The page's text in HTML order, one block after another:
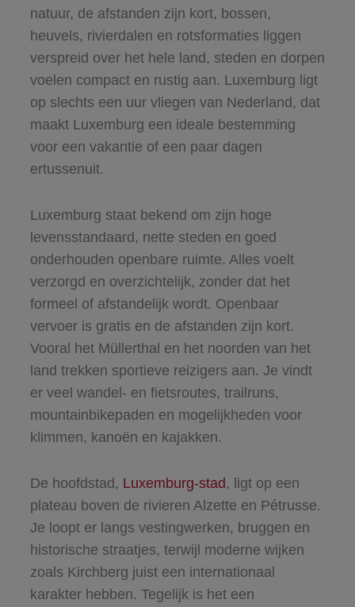
natuur, de afstanden zijn kort, bossen,
heuvels, rivierdalen en rotsformaties liggen
verspreid over het hele land, steden en dorpen
voelen compact en rustig aan. Luxemburg ligt
op slechts een uur vliegen van Nederland, dat
maakt Luxemburg een ideale bestemming
voor een vakantie of een paar dagen
ertussenuit.
Luxemburg staat bekend om zijn hoge
levensstandaard, nette steden en goed
onderhouden openbare ruimte. Alles voelt
verzorgd en overzichtelijk, zonder dat het
formeel of afstandelijk wordt. Openbaar
vervoer is gratis en de afstanden zijn kort.
Vooral het Müllerthal en het noorden van het
land trekken sportieve reizigers aan. Je vindt
er veel wandel- en fietsroutes, trailruns,
mountainbikepaden en mogelijkheden voor
klimmen, kanoën en kajakken.
De hoofdstad, Luxemburg-stad, ligt op een
plateau boven de rivieren Alzette en Pétrusse.
Je loopt er langs vestingwerken, bruggen en
historische straatjes, terwijl moderne wijken
zoals Kirchberg juist een internationaal
karakter hebben. Tegelijk is het een